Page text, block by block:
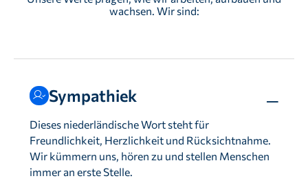
wachsen. Wir sind:
Sympathiek
Dieses niederländische Wort steht für
Freundlichkeit, Herzlichkeit und Rücksichtnahme.
Wir kümmern uns, hören zu und stellen Menschen
immer an erste Stelle.